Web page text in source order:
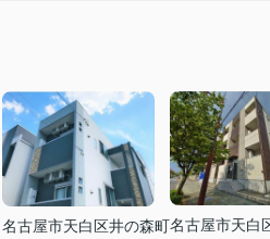
名古屋市天白区井の森町名古屋市天白